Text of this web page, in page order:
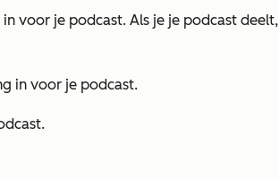
voor je podcast. Als je je podcast deelt,
in voor je podcast.